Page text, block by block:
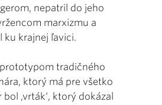
nepatril do jeho
marxizmu a
ku krajnej ľavici.
tradičného
ktorý má pre všetko
,vrták‘, ktorý dokázal